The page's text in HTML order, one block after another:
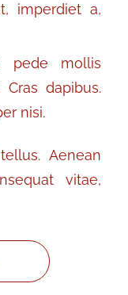
imperdiet a,
pede mollis
dapibus.
nisi.
Aenean
vitae,